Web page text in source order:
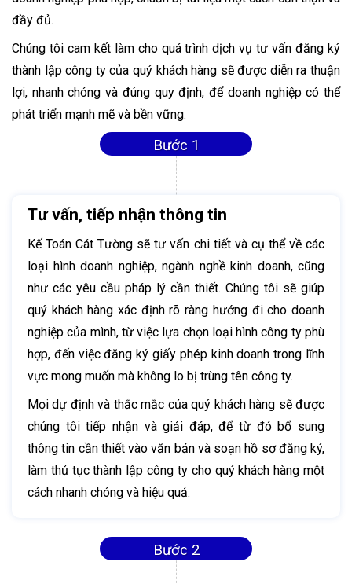
đầy đủ.
Chúng tôi cam kết làm cho quá trình dịch vụ tư vấn đăng ký
thành lập công ty của quý khách hàng sẽ được diễn ra thuận
lợi, nhanh chóng và đúng quy định, để doanh nghiệp có thể
phát triển mạnh mẽ và bền vững.
Bước 1
Tư vấn, tiếp nhận thông tin
Kế Toán Cát Tường sẽ tư vấn chi tiết và cụ thể về các
loại hình doanh nghiệp, ngành nghề kinh doanh, cũng
như các yêu cầu pháp lý cần thiết. Chúng tôi sẽ giúp
quý khách hàng xác định rõ ràng hướng đi cho doanh
nghiệp của mình, từ việc lựa chọn loại hình công ty phù
hợp, đến việc đăng ký giấy phép kinh doanh trong lĩnh
vực mong muốn mà không lo bị trùng tên công ty.
Mọi dự định và thắc mắc của quý khách hàng sẽ được
chúng tôi tiếp nhận và giải đáp, để từ đó bổ sung
thông tin cần thiết vào văn bản và soạn hồ sơ đăng ký,
làm thủ tục thành lập công ty cho quý khách hàng một
cách nhanh chóng và hiệu quả.
Bước 2